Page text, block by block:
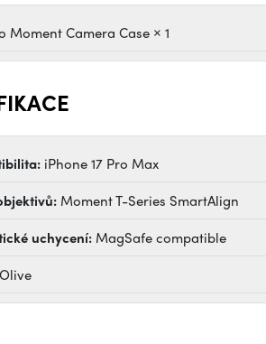
Moment Camera Case × 1
iPhone 17 Pro Max
Moment T-Series SmartAlign
uchycení: MagSafe compatible
Olive